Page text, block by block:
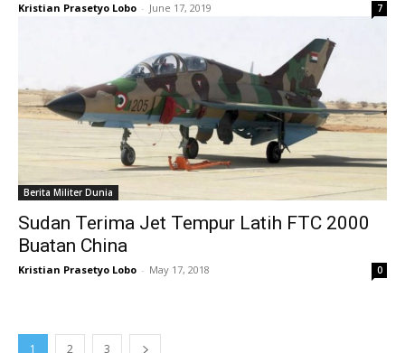
Kristian Prasetyo Lobo - June 17, 2019 7
Berita Militer Dunia
Sudan Terima Jet Tempur Latih FTC 2000
Buatan China
Kristian Prasetyo Lobo - May 17, 2018 0
1 2 3